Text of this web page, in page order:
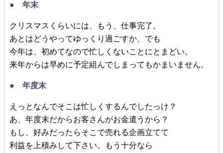
● 年末
クリスマスくらいには、もう、仕事完了。
あとはどうやってゆっくり過ごすか、でも
今年は、初めてなので忙しくないことにとまどい。
来年からは早めに予定組んでしまってもかまいません。
● 年度末
えっとなんでそこは忙しくするんでしたっけ？
あ、年度末だからお客さんがお金遣うから？
もし、好みだったらそこで売れる企画立てて
利益を上積みして下さい。もう十分なら